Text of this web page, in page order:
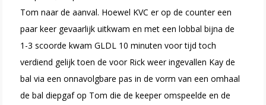
Tom naar de aanval. Hoewel KVC er op de counter een
paar keer gevaarlijk uitkwam en met een lobbal bijna de
1-3 scoorde kwam GLDL 10 minuten voor tijd toch
verdiend gelijk toen de voor Rick weer ingevallen Kay de
bal via een onnavolgbare pas in de vorm van een omhaal
de bal diepgaf op Tom die de keeper omspeelde en de